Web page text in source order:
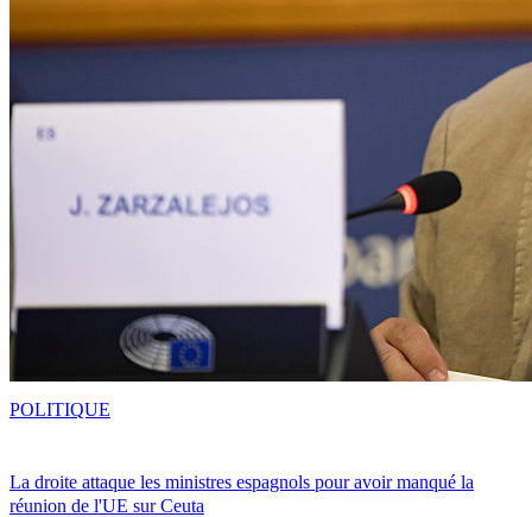
La droite attaque les ministres espagnols pour avoir manqué la
réunion de l'UE sur Ceuta
POLITIQUE